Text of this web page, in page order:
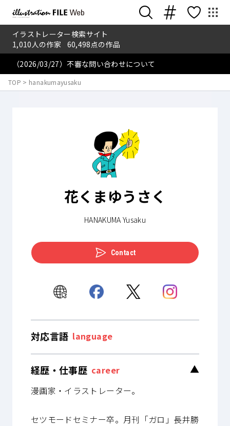
イラストレーター検索サイト
1,010人の作家 60,498点の作品
（2026/03/27）不審な問い合わせについて
TOP > hanakumayusaku
花くまゆうさく
HANAKUMA Yusaku
Contact
対応言語 language
経歴・仕事歴 career ▼
漫画家・イラストレーター。
セツモードセミナー卒。月刊「ガロ」長井勝